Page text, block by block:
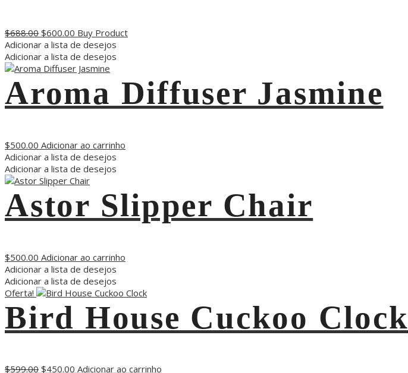
$688.00 $600.00 Buy Product
Adicionar a lista de desejos
Adicionar a lista de desejos
Aroma Diffuser Jasmine
$500.00 Adicionar ao carrinho
Adicionar a lista de desejos
Adicionar a lista de desejos
Astor Slipper Chair
$500.00 Adicionar ao carrinho
Adicionar a lista de desejos
Adicionar a lista de desejos
Oferta!
Bird House Cuckoo Clock
$599.00 $450.00 Adicionar ao carrinho